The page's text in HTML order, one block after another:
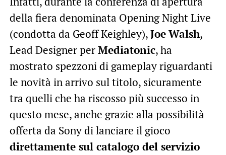
della fiera denominata Opening Night Live
(condotta da Geoff Keighley),JoeWalsh,
Lead Designer perMediatonic, ha
mostrato spezzoni di gameplay riguardanti
le novità in arrivo sul titolo, sicuramente
tra quelli che ha riscosso più successo in
questo mese, anche grazie alla possibilità
offerta da Sony di lanciare il gioco
direttamente sul catalogo del servizio